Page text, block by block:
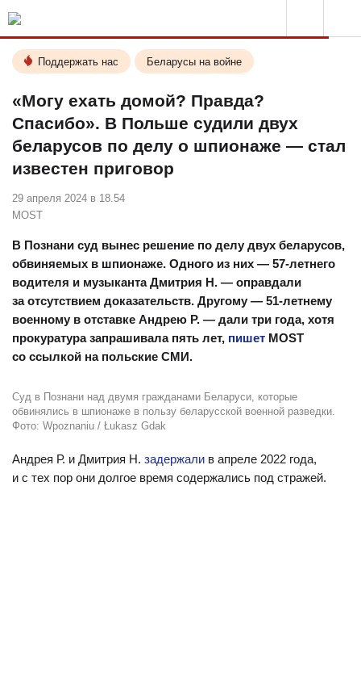
Поддержать нас Беларусы на войне
«Могу ехать домой? Правда?
Спасибо». В Польше судили двух
беларусов по делу о шпионаже — стал
известен приговор
29 апреля 2024 в 18.54
MOST
В Познани суд вынес решение по делу двух беларусов,
обвиняемых в шпионаже. Одного из них — 57-летнего
водителя и музыканта Дмитрия Н. — оправдали
за отсутствием доказательств. Другому — 51-летнему
военному в отставке Андрею Р. — дали три года, хотя
прокуратура запрашивала пять лет, пишет MOST
со ссылкой на польские СМИ.
Суд в Познани над двумя гражданами Беларуси, которые
обвинялись в шпионаже в пользу беларусской военной разведки.
Фото: Wpoznaniu / Łukasz Gdak
Андрея Р. и Дмитрия Н. задержали в апреле 2022 года,
и с тех пор они долгое время содержались под стражей.